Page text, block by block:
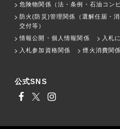
危険物関係（法・条例・石油コン
防火(防災)管理関係（選解任届・
交付等）
情報公開・個人情報関係
入札
入札参加資格関係
煙火消費関係
公式SNS